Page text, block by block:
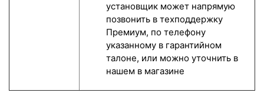
установщик может напрямую
позвонить в техподдержку
Премиум, по телефону
указанному в гарантийном
талоне, или можно уточнить в
нашем в магазине